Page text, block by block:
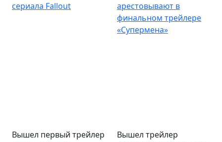
сериала Fallout
арестовывают в
финальном трейлере
«Супермена»
Вышел первый трейлер
Вышел трейлер